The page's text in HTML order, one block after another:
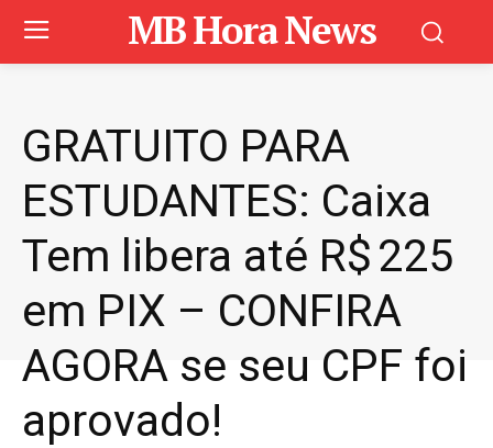
MB Hora News
GRATUITO PARA
ESTUDANTES: Caixa
Tem libera até R$ 225
em PIX – CONFIRA
AGORA se seu CPF foi
aprovado!